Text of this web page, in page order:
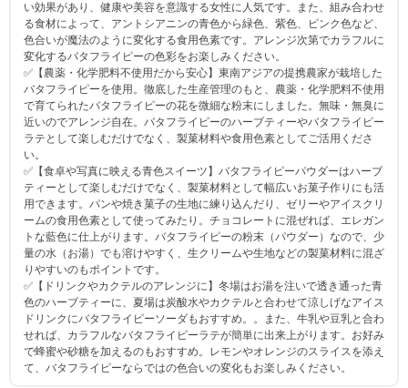
い効果があり、健康や美容を意識する女性に人気です。また、組み合わせ
る食材によって、アントシアニンの青色から緑色、紫色、ピンク色など、
色合いが魔法のように変化する食用色素です。アレンジ次第でカラフルに
変化するバタフライピーの色彩をお楽しみください。
✅【農薬・化学肥料不使用だから安心】東南アジアの提携農家が栽培した
バタフライピーを使用。徹底した生産管理のもと、農薬・化学肥料不使用
で育てられたバタフライピーの花を微細な粉末にしました。無味・無臭に
近いのでアレンジ自在。バタフライピーのハーブティーやバタフライピー
ラテとして楽しむだけでなく、製菓材料や食用色素としてご活用くださ
い。
✅【食卓や写真に映える青色スイーツ】バタフライピーパウダーはハーブ
ティーとして楽しむだけでなく、製菓材料として幅広いお菓子作りにも活
用できます。パンや焼き菓子の生地に練り込んだり、ゼリーやアイスクリ
ームの食用色素として使ってみたり。チョコレートに混ぜれば、エレガン
トな藍色に仕上がります。バタフライピーの粉末（パウダー）なので、少
量の水（お湯）でも溶けやすく、生クリームや生地などの製菓材料に混ざ
りやすいのもポイントです。
✅【ドリンクやカクテルのアレンジに】冬場はお湯を注いで透き通った青
色のハーブティーに、夏場は炭酸水やカクテルと合わせて涼しげなアイス
ドリンクにバタフライピーソーダもおすすめ。。また、牛乳や豆乳と合わ
せれば、カラフルなバタフライピーラテが簡単に出来上がります。お好み
で蜂蜜や砂糖を加えるのもおすすめ。レモンやオレンジのスライスを添え
て、バタフライピーならではの色合いの変化もお楽しみください。